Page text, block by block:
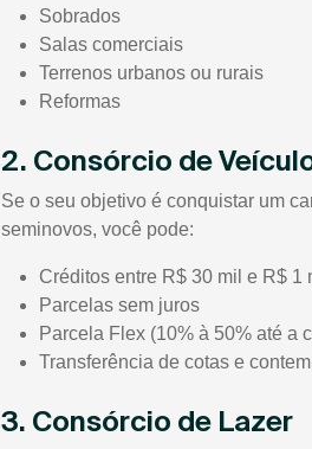
Sobrados
Salas comerciais
Terrenos urbanos ou rurais
Reformas
2. Consórcio de
Se o seu objetivo é conquistar um
seminovos, você pode:
Créditos entre R$ 30 mil e R$ 1
Parcelas sem juros
Parcela Flex (10% à 50% até a
Transferência de cotas e
3. Consórcio de Lazer